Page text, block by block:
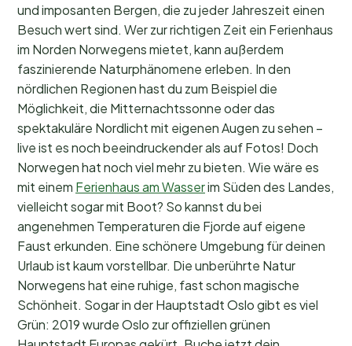
und imposanten Bergen, die zu jeder Jahreszeit einen
Besuch wert sind. Wer zur richtigen Zeit ein Ferienhaus
im Norden Norwegens mietet, kann außerdem
faszinierende Naturphänomene erleben. In den
nördlichen Regionen hast du zum Beispiel die
Möglichkeit, die Mitternachtssonne oder das
spektakuläre Nordlicht mit eigenen Augen zu sehen –
live ist es noch beeindruckender als auf Fotos! Doch
Norwegen hat noch viel mehr zu bieten. Wie wäre es
mit einem Ferienhaus am Wasserim Süden des Landes,
vielleicht sogar mit Boot? So kannst du bei
angenehmen Temperaturen die Fjorde auf eigene
Faust erkunden. Eine schönere Umgebung für deinen
Urlaub ist kaum vorstellbar. Die unberührte Natur
Norwegens hat eine ruhige, fast schon magische
Schönheit. Sogar in der Hauptstadt Oslo gibt es viel
Grün: 2019 wurde Oslo zur offiziellen grünen